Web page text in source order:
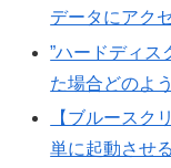
データにアク
”ハードディス
た場合どのよ
【ブルースク
単に起動させ